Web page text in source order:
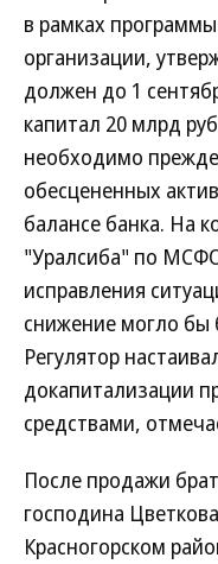
в рамках
организации,
должен до 1
капитал 20 млрд
необходимо
обесцененных
балансе банка. На
"Уралсиба" по
исправления
снижение могло
Регулятор
докапитализации
средствами,
После продажи
господина
Красногорском